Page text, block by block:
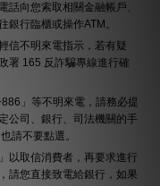
話向您索取相關金融帳戶、
行臨櫃或操作ATM。
信不明來電指示，若有疑
署 165 反詐騙專線進行確
」等不明來電，請務必提
公司、銀行、司法機關的手
請不要點選。
以取信消費者，再要求進行
請您直接致電給銀行，如果